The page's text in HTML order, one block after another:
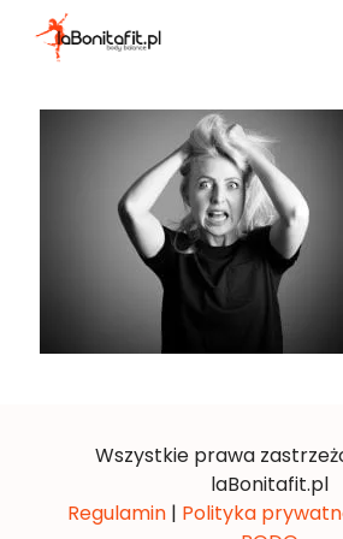
Wszystkie prawa
laBonitafit.pl
Regulamin | Polityka